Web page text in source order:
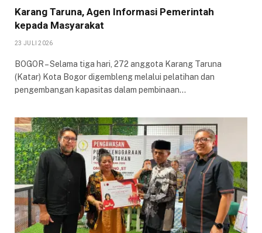
Karang Taruna, Agen Informasi Pemerintah
kepada Masyarakat
23 JULI 2026
BOGOR – Selama tiga hari, 272 anggota Karang Taruna
(Katar) Kota Bogor digembleng melalui pelatihan dan
pengembangan kapasitas dalam pembinaan…